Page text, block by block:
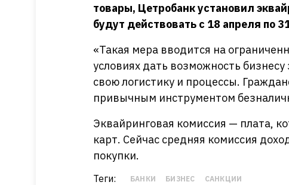
товары, Цетробанк установил
будут действовать с 18 апреля по
«Такая мера вводится на
условиях дать возможность
свою логистику и процессы.
привычным инструментом
Эквайринговая комиссия — плата,
карт. Сейчас средняя комиссия
покупки.
Теги: БАНКИ БИЗНЕС САНКЦИИ